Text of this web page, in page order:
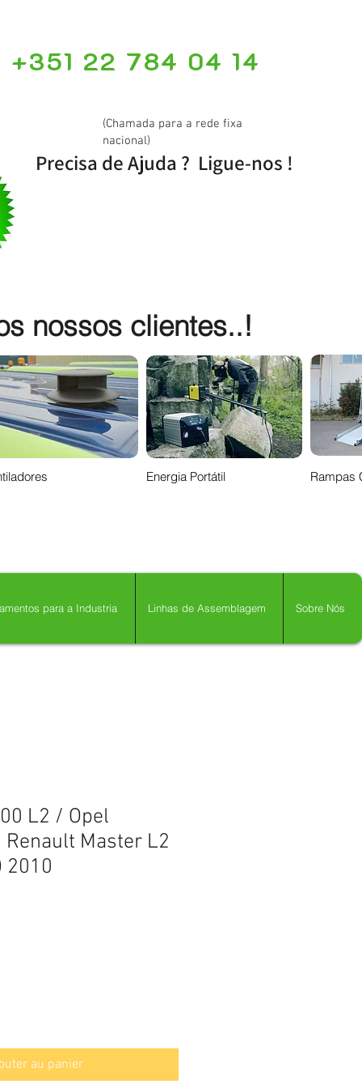
+351 22 784 04 14
(Chamada para a rede fixa
nacional)
Precisa de Ajuda ? Ligue-nos !
nossos clientes..!
Energia Portátil Rampas
para a Industria Linhas de Assemblagem Sobre Nós
L2 / Opel
Renault Master L2
2010
au panier